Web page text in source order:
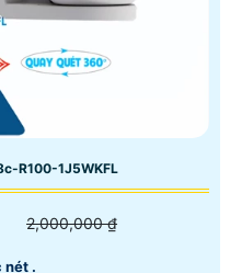
R100-1J5WKFL
2,000,000 ₫
nét .